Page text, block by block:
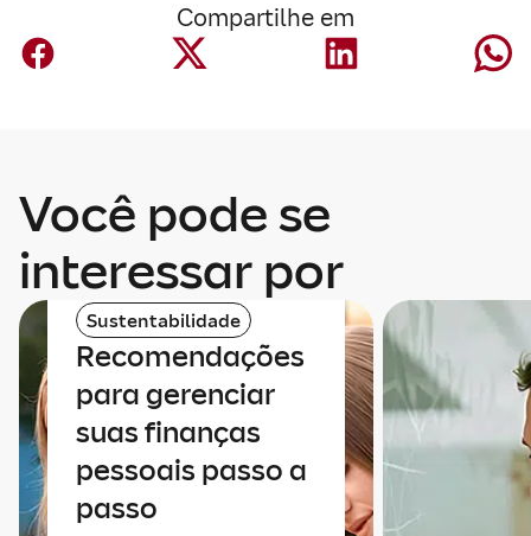
Compartilhe em
Você pode se
interessar por
Sustentabilidade
Recomendações
para gerenciar
suas finanças
pessoais passo a
passo